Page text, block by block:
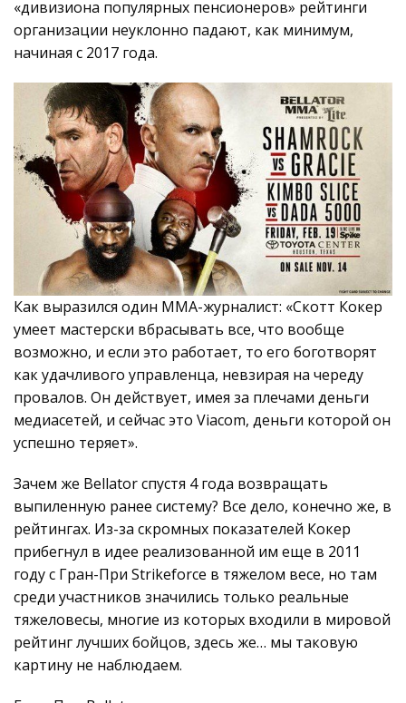
«дивизиона популярных пенсионеров» рейтинги
организации неуклонно падают, как минимум,
начиная с 2017 года.
Как выразился один ММА-журналист: «Скотт Кокер
умеет мастерски вбрасывать все, что вообще
возможно, и если это работает, то его боготворят
как удачливого управленца, невзирая на череду
провалов. Он действует, имея за плечами деньги
медиасетей, и сейчас это Viacom, деньги которой он
успешно теряет».
Зачем же Bellator спустя 4 года возвращать
выпиленную ранее систему? Все дело, конечно же, в
рейтингах. Из-за скромных показателей Кокер
прибегнул в идее реализованной им еще в 2011
году с Гран-При Strikeforce в тяжелом весе, но там
среди участников значились только реальные
тяжеловесы, многие из которых входили в мировой
рейтинг лучших бойцов, здесь же… мы таковую
картину не наблюдаем.